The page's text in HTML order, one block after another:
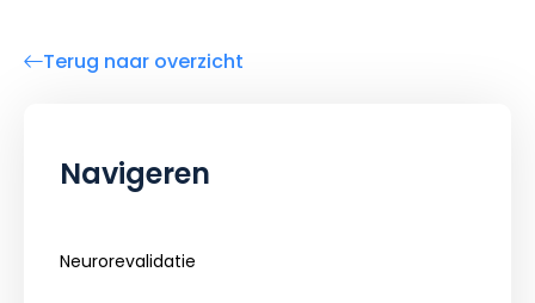
Terug naar overzicht
Navigeren
Neurorevalidatie